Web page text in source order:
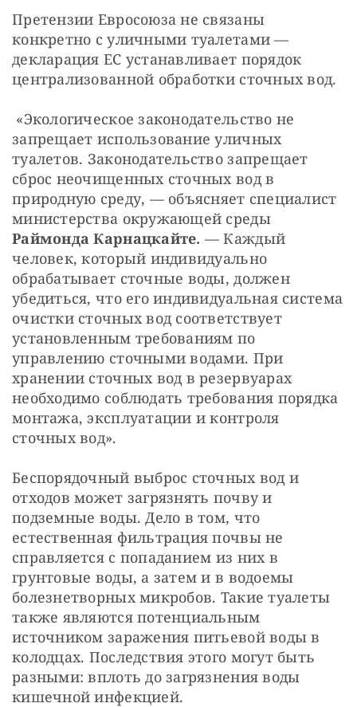
Претензии Евросоюза не связаны
конкретно с уличными туалетами —
декларация ЕС устанавливает порядок
централизованной обработки сточных вод.
«Экологическое законодательство не
запрещает использование уличных
туалетов. Законодательство запрещает
сброс неочищенных сточных вод в
природную среду, — объясняет специалист
министерства окружающей среды
Раймонда Карнацкайте. — Каждый
человек, который индивидуально
обрабатывает сточные воды, должен
убедиться, что его индивидуальная система
очистки сточных вод соответствует
установленным требованиям по
управлению сточными водами. При
хранении сточных вод в резервуарах
необходимо соблюдать требования порядка
монтажа, эксплуатации и контроля
сточных вод».
Беспорядочный выброс сточных вод и
отходов может загрязнять почву и
подземные воды. Дело в том, что
естественная фильтрация почвы не
справляется с попаданием из них в
грунтовые воды, а затем и в водоемы
болезнетворных микробов. Такие туалеты
также являются потенциальным
источником заражения питьевой воды в
колодцах. Последствия этого могут быть
разными: вплоть до загрязнения воды
кишечной инфекцией.